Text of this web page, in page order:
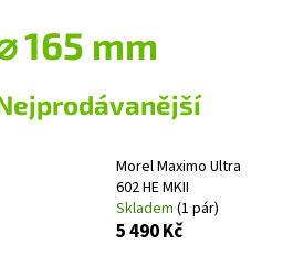
165 mm
Morel Maximo Ultra
602 HE MKII
Skladem (1 pár)
5 490 Kč
Doporučujeme